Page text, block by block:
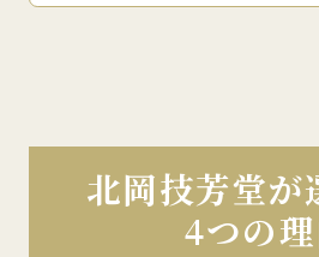
北岡技芳堂が
4つの